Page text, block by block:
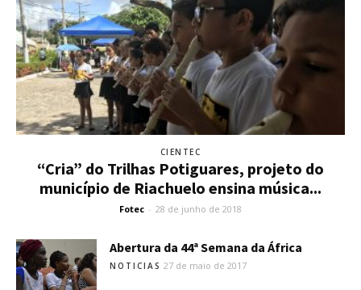
CIENTEC
“Cria” do Trilhas Potiguares, projeto do
município de Riachuelo ensina música...
Fotec - 28 de junho de 2018
Abertura da 44ª Semana da África
NOTICIAS 27 de maio de 2017